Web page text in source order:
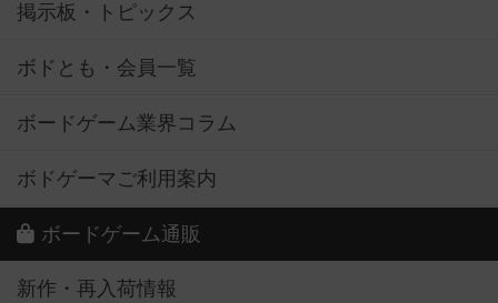
掲示板・トピックス
ボドとも・会員一覧
ボードゲーム業界コラム
ボドゲーマご利用案内
ボードゲーム通販
新作・再入荷情報